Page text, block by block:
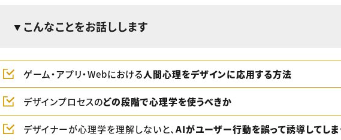
▼こんなことをお話しします
ゲーム・アプリ・Webにおける人間心理をデザインに応用する方法
デザインプロセスのどの段階で心理学を使うべきか
デザイナーが心理学を理解しないと、 AIがユーザー行動を誤って誘導してしま